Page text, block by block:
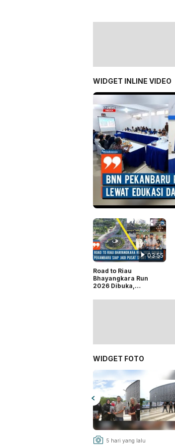
WIDGET INLINE VIDEO
03:55
Road to Riau
Bhayangkara Run
2026 Dibuka,
Pusat Sport Tourism
WIDGET FOTO
5 hari yang lalu